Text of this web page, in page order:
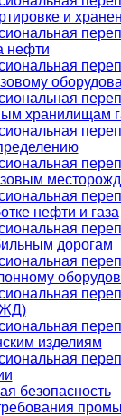
и
нефти
хранилищам
нефти и газа
дорогам
изделиям
безопасность